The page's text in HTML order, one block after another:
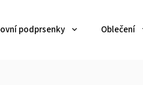
podprsenky Oblečení